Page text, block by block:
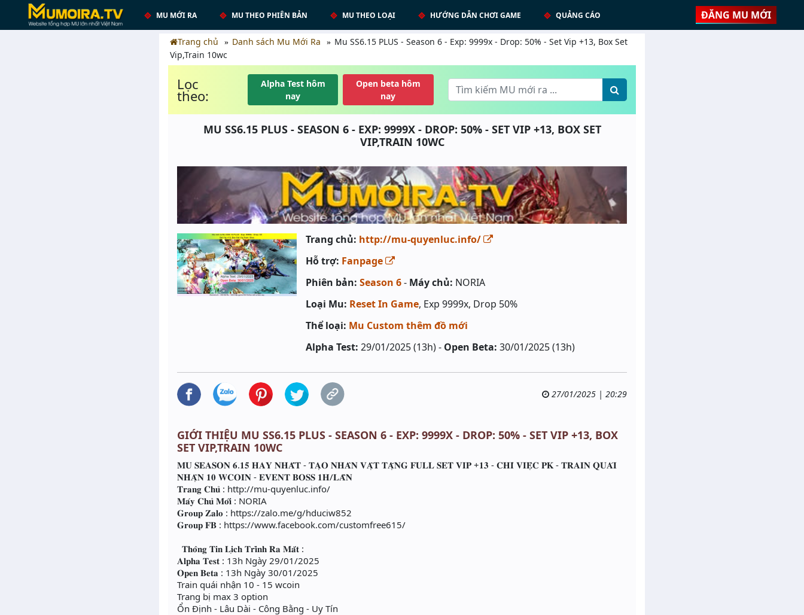
MU MỚI RA MU THEO PHIÊN BẢN MU THEO LOẠI HƯỚNG DẪN CHƠI GAME QUẢNG CÁO ĐĂNG MU MỚI
Trang chủ Danh sách Mu Mới Ra
Mu SS6.15 PLUS - Season 6 - Exp: 9999x - Drop: 50% - Set Vip +13, Box Set
Vip,Train 10wc
Lọc
theo:
Alpha Test hôm
nay
Open beta hôm
nay
MU SS6.15 PLUS - SEASON 6 - EXP: 9999X - DROP: 50% - SET VIP +13, BOX SET
VIP,TRAIN 10WC
Trang chủ: http://mu-quyenluc.info/
Hỗ trợ: Fanpage
Phiên bản: Season 6- Máy chủ: NORIA
Loại Mu: Reset In Game, Exp 9999x, Drop 50%
Thể loại: Mu Custom thêm đồ mới
Alpha Test: 29/01/2025 (13h) - Open Beta: 30/01/2025 (13h)
27/01/2025 | 20:29
GIỚI THIỆU MU SS6.15 PLUS - SEASON 6 - EXP: 9999X - DROP: 50% - SET VIP +13, BOX
SET VIP,TRAIN 10WC
𝐌𝐔 𝐒𝐄𝐀𝐒𝐎𝐍 𝟔.𝟏𝟓 𝐇𝐀𝐘 𝐍𝐇𝐀̂́𝐓 - 𝐓𝐀̣𝐎 𝐍𝐇𝐀̂𝐍 𝐕𝐀̣̂𝐓 𝐓𝐀̣̆𝐍𝐆 𝐅𝐔𝐋𝐋 𝐒𝐄𝐓 𝐕𝐈𝐏 +𝟏𝟑 - 𝐂𝐇𝐈̉ 𝐕𝐈𝐄̣̂𝐂 𝐏𝐊 - 𝐓𝐑𝐀𝐈𝐍 𝐐𝐔𝐀́𝐈
𝐍𝐇𝐀̣̂𝐍 𝟏𝟎 𝐖𝐂𝐎𝐈𝐍 - 𝐄𝐕𝐄𝐍𝐓 𝐁𝐎𝐒𝐒 𝟏𝐇/𝐋𝐀̂̀𝐍
𝐓𝐫𝐚𝐧𝐠 𝐂𝐡𝐮̉ : http://mu-quyenluc.info/
𝐌𝐚́𝐲 𝐂𝐡𝐮̉ 𝐌𝐨̛́𝐢 : NORIA
𝐆𝐫𝐨𝐮𝐩 𝐙𝐚𝐥𝐨 : https://zalo.me/g/hduciw852
𝐆𝐫𝐨𝐮𝐩 𝐅𝐁 : https://www.facebook.com/customfree615/
𝐓𝐡𝐨̂𝐧𝐠 𝐓𝐢𝐧 𝐋𝐢̣𝐜𝐡 𝐓𝐫𝐢̀𝐧𝐡 𝐑𝐚 𝐌𝐚̆́𝐭 :
𝐀𝐥𝐩𝐡𝐚 𝐓𝐞𝐬𝐭 : 13h Ngày 29/01/2025
𝐎𝐩𝐞𝐧 𝐁𝐞𝐭𝐚 : 13h Ngày 30/01/2025
Train quái nhận 10 - 15 wcoin
Trang bị max 3 option
Ổn Định - Lâu Dài - Công Bằng - Uy Tín